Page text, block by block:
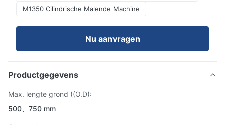
M1350 Cilindrische Malende Machine
Nu aanvragen
Productgegevens
Max. lengte grond ((O.D):
500、750 mm